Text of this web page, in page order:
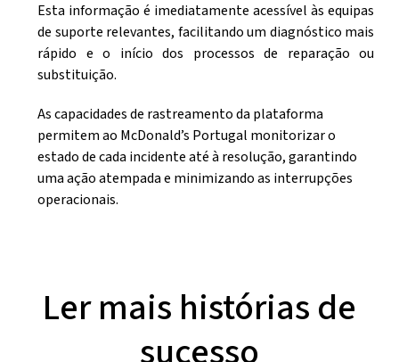
Esta informação é imediatamente acessível às equipas
de suporte relevantes, facilitando um diagnóstico mais
rápido e o início dos processos de reparação ou
substituição.
As capacidades de rastreamento da plataforma
permitem ao McDonald’s Portugal monitorizar o
estado de cada incidente até à resolução, garantindo
uma ação atempada e minimizando as interrupções
operacionais.
Ler mais histórias de